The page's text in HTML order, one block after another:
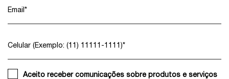
Email *
Celular (Exemplo: (11) 11111-1111)*
Aceito receber comunicações sobre produtos e serviços